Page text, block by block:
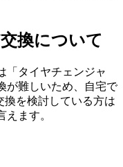
換について
「タイヤチェンジャ
が難しいため、自宅で
を検討している方は
ます。